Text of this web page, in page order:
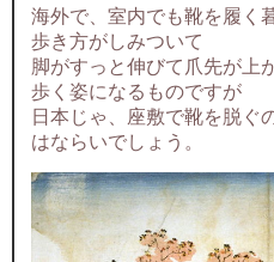
海外で、室内でも靴を履く
歩き方がしみついて
脚がすっと伸びて爪先が上
歩く姿になるものですが
日本じゃ、座敷で靴を脱ぐ
はならいでしょう。